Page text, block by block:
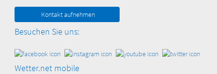
Kontakt aufnehmen
Besuchen Sie uns:
Wetter.net mobile